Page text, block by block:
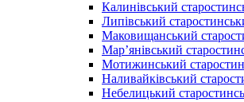
Калинівський
Липівський
Маковищанський
Мар’янівський
Мотижинський
Наливайківський
Небелицький